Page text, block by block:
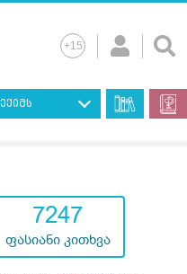
7247
ფასიანი კითხვა